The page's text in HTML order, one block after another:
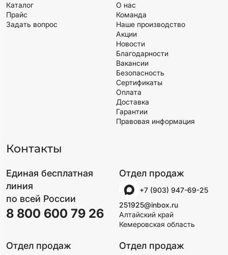
Каталог
Прайс
Задать вопрос
О нас
Команда
Наше производство
Акции
Новости
Благодарности
Вакансии
Безопасность
Сертификаты
Оплата
Доставка
Гарантии
Правовая информация
Контакты
Единая бесплатная
линия
по всей России
8 800 600 79 26
Отдел продаж
+7 (903) 947-69-25
251925@inbox.ru
Алтайский край
Кемеровская область
Отдел продаж Отдел продаж